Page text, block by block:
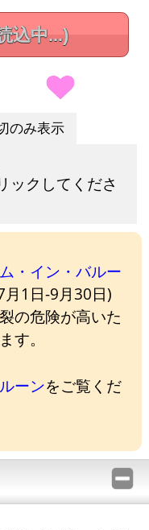
込中...)
のみ表示
ックしてくださ
・イン・バルー
月1日-9月30日)
の危険が高いた
す。
ーンをご覧くだ